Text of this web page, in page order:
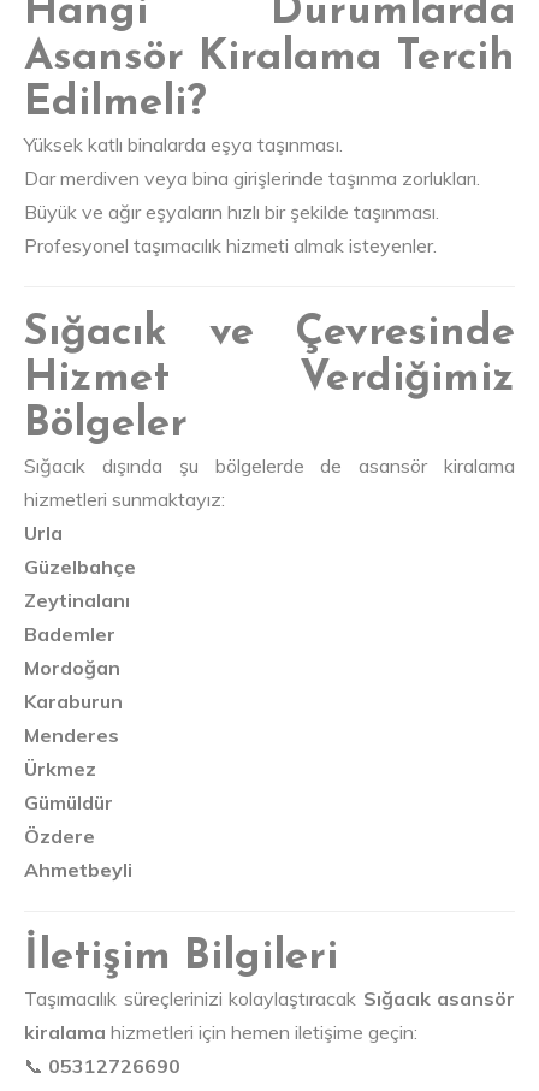
Hangi Durumlarda
Asansör Kiralama Tercih
Edilmeli?
Yüksek katlı binalarda eşya taşınması.
Dar merdiven veya bina girişlerinde taşınma zorlukları.
Büyük ve ağır eşyaların hızlı bir şekilde taşınması.
Profesyonel taşımacılık hizmeti almak isteyenler.
Sığacık ve Çevresinde
Hizmet Verdiğimiz
Bölgeler
Sığacık dışında şu bölgelerde de asansör kiralama
hizmetleri sunmaktayız:
Urla
Güzelbahçe
Zeytinalanı
Bademler
Mordoğan
Karaburun
Menderes
Ürkmez
Gümüldür
Özdere
Ahmetbeyli
İletişim Bilgileri
Taşımacılık süreçlerinizi kolaylaştıracak Sığacık asansör
kiralama hizmetleri için hemen iletişime geçin:
📞 05312726690